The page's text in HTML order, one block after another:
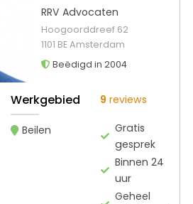
RRV Advocaten
Hoogoorddreef 62
1101 BE Amsterdam
Beëdigd in 2004
Werkgebied
Beilen
9 reviews
Gratis
gesprek
Binnen 24
uur
Geheel